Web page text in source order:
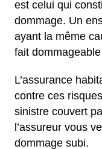
est celui qui
dommage. Un
ayant la même
fait
L’assurance
contre ces
sinistre couvert
l’assureur vous
dommage subi.